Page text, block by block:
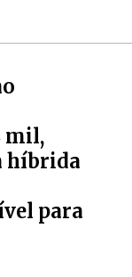
mil,
híbrida
para